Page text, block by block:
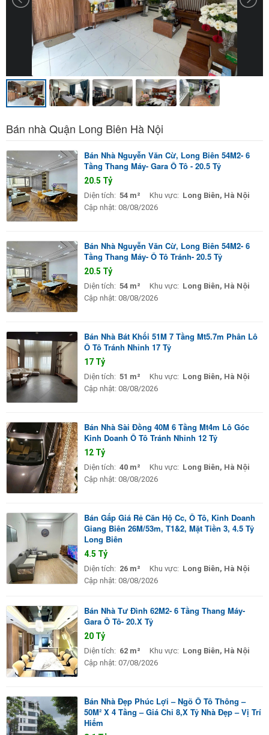
Bán nhà Quận Long Biên Hà Nội
Bán Nhà Nguyễn Văn Cừ, Long Biên 54M2- 6
Tầng Thang Máy- Gara Ô Tô - 20.5 Tỷ
20.5 Tỷ
Diện tích: 54 m² Khu vực: Long Biên, Hà Nội
Cập nhật: 08/08/2026
Bán Nhà Nguyễn Văn Cừ, Long Biên 54M2- 6
Tầng Thang Máy- Ô Tô Tránh- 20.5 Tỷ
20.5 Tỷ
Diện tích: 54 m² Khu vực: Long Biên, Hà Nội
Cập nhật: 08/08/2026
Bán Nhà Bát Khối 51M 7 Tầng Mt5.7m Phân Lô
Ô Tô Tránh Nhỉnh 17 Tỷ
17 Tỷ
Diện tích: 51 m² Khu vực: Long Biên, Hà Nội
Cập nhật: 08/08/2026
Bán Nhà Sài Đồng 40M 6 Tầng Mt4m Lô Góc
Kinh Doanh Ô Tô Tránh Nhỉnh 12 Tỷ
12 Tỷ
Diện tích: 40 m² Khu vực: Long Biên, Hà Nội
Cập nhật: 08/08/2026
Bán Gấp Giá Rẻ Căn Hộ Cc, Ô Tô, Kinh Doanh
Giang Biên 26M/53m, T1&2, Mặt Tiền 3, 4.5 Tỷ
Long Biên
4.5 Tỷ
Diện tích: 26 m² Khu vực: Long Biên, Hà Nội
Cập nhật: 08/08/2026
Bán Nhà Tư Đình 62M2- 6 Tầng Thang Máy-
Gara Ô Tô- 20.X Tỷ
20 Tỷ
Diện tích: 62 m² Khu vực: Long Biên, Hà Nội
Cập nhật: 07/08/2026
Bán Nhà Đẹp Phúc Lợi – Ngõ Ô Tô Thông –
50M² X 4 Tầng – Giá Chỉ 8,X Tỷ Nhà Đẹp – Vị Trí
Hiếm